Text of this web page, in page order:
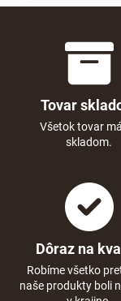
Tovar
Všetok tovar
skladom.
Dôraz na
Robíme všetko
naše produkty boli